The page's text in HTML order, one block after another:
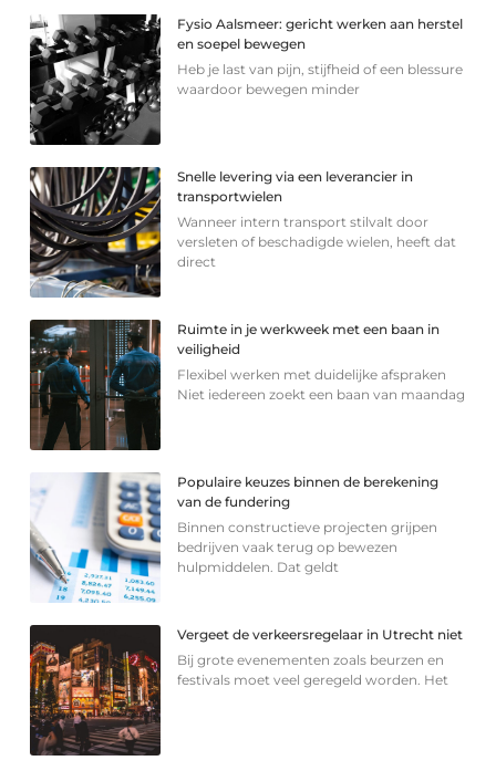
Fysio Aalsmeer: gericht werken aan herstel
en soepel bewegen
Heb je last van pijn, stijfheid of een blessure
waardoor bewegen minder
Snelle levering via een leverancier in
transportwielen
Wanneer intern transport stilvalt door
versleten of beschadigde wielen, heeft dat
direct
Ruimte in je werkweek met een baan in
veiligheid
Flexibel werken met duidelijke afspraken
Niet iedereen zoekt een baan van maandag
Populaire keuzes binnen de berekening
van de fundering
Binnen constructieve projecten grijpen
bedrijven vaak terug op bewezen
hulpmiddelen. Dat geldt
Vergeet de verkeersregelaar in Utrecht niet
Bij grote evenementen zoals beurzen en
festivals moet veel geregeld worden. Het